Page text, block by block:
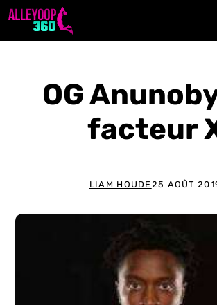
Aller
OG
facteur
LIAM HOUDE 25 AOÛT